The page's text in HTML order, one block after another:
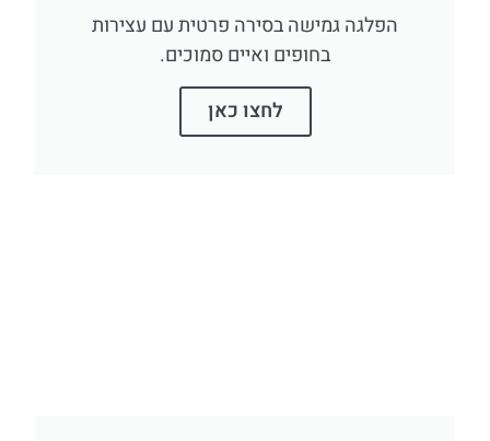
הפלגה גמישה בסירה פרטית עם עצירות
בחופים ואיים סמוכים.
לחצו כאן